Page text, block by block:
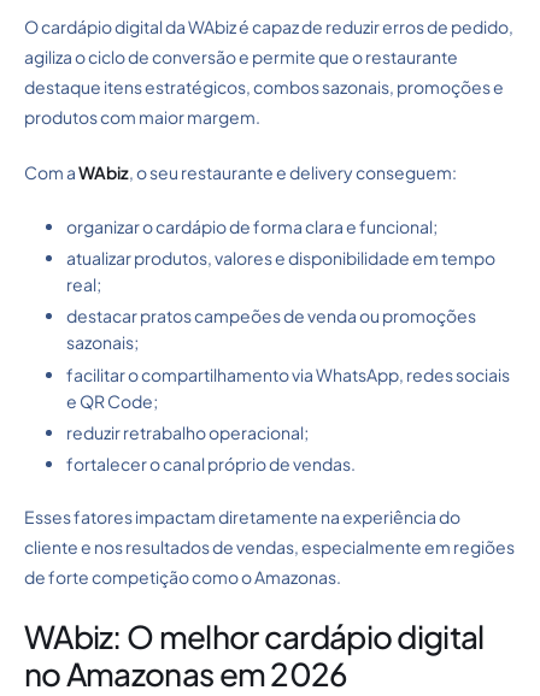
O cardápio digital da WAbiz é capaz de reduzir erros de pedido,
agiliza o ciclo de conversão e permite que o restaurante
destaque itens estratégicos, combos sazonais, promoções e
produtos com maior margem.
Com aWAbiz, o seu restaurante e delivery conseguem:
organizar o cardápio de forma clara e funcional;
atualizar produtos, valores e disponibilidade em tempo
real;
destacar pratos campeões de venda ou promoções
sazonais;
facilitar o compartilhamento via WhatsApp, redes sociais
e QR Code;
reduzir retrabalho operacional;
fortalecer o canal próprio de vendas.
Esses fatores impactam diretamente na experiência do
cliente e nos resultados de vendas, especialmente em regiões
de forte competição como o Amazonas.
WAbiz: O melhor cardápio digital
no Amazonas em 2026